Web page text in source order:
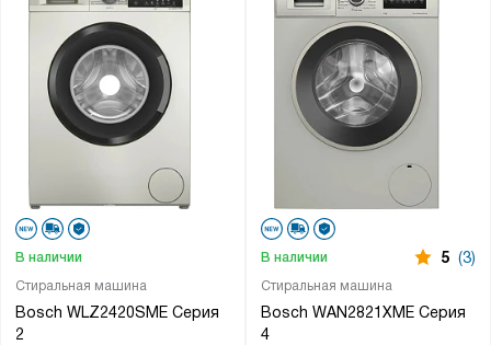
Стиральная машина
Bosch WLZ2420SME Серия
2
В наличии
Стиральная машина
Bosch WAN2821XME Серия
4
В наличии 5 (3)